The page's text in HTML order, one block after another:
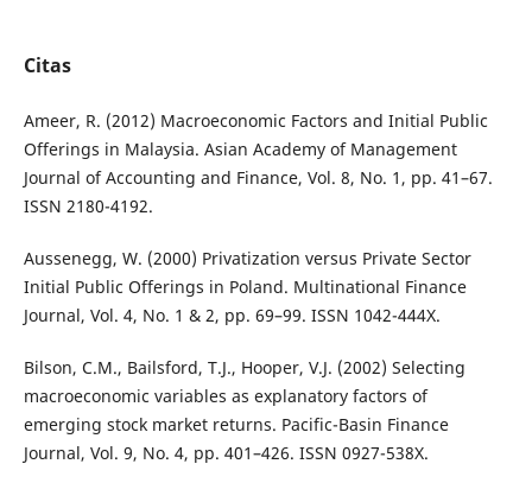
Citas
Ameer, R. (2012) Macroeconomic Factors and Initial Public
Offerings in Malaysia. Asian Academy of Management
Journal of Accounting and Finance, Vol. 8, No. 1, pp. 41–67.
ISSN 2180-4192.
Aussenegg, W. (2000) Privatization versus Private Sector
Initial Public Offerings in Poland. Multinational Finance
Journal, Vol. 4, No. 1 & 2, pp. 69–99. ISSN 1042-444X.
Bilson, C.M., Bailsford, T.J., Hooper, V.J. (2002) Selecting
macroeconomic variables as explanatory factors of
emerging stock market returns. Pacific-Basin Finance
Journal, Vol. 9, No. 4, pp. 401–426. ISSN 0927-538X.